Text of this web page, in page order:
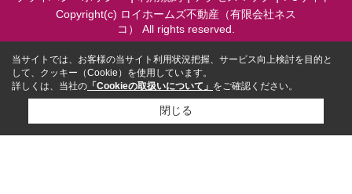
Copyright(c) ロイホームズ不動産（有限会社ネス
コ） All rights reserved.
当サイトでは、お客様の当サイト利用状況把握、サービス向上検討を目的と
して、クッキー（Cookie）を使用しています。
詳しくは、当社の 「Cookieの取扱いについて」 をご確認ください。
閉じる